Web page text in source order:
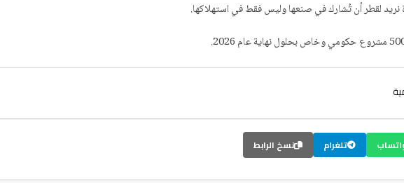
لقطر أن تُشارك في صنعها وليس فقط في استهلاكها.
تلغرام نسخ الرابط